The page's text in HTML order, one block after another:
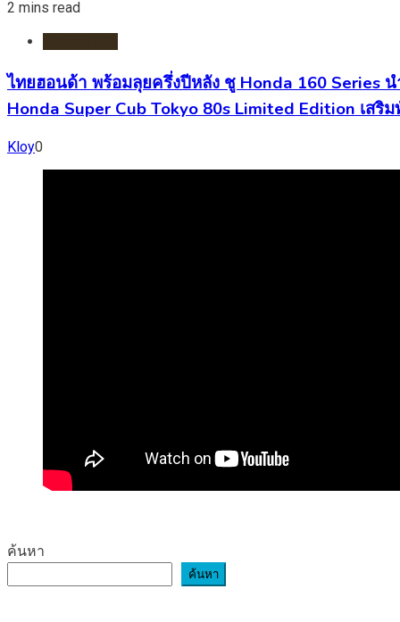
2 mins read
ไทยฮอนด้า พร้อมลุยครึ่งปีหลัง ชู Honda 160 Series
Honda Super Cub Tokyo 80s Limited Edition เส
Kloy0
ค้นหา
ค้นหา